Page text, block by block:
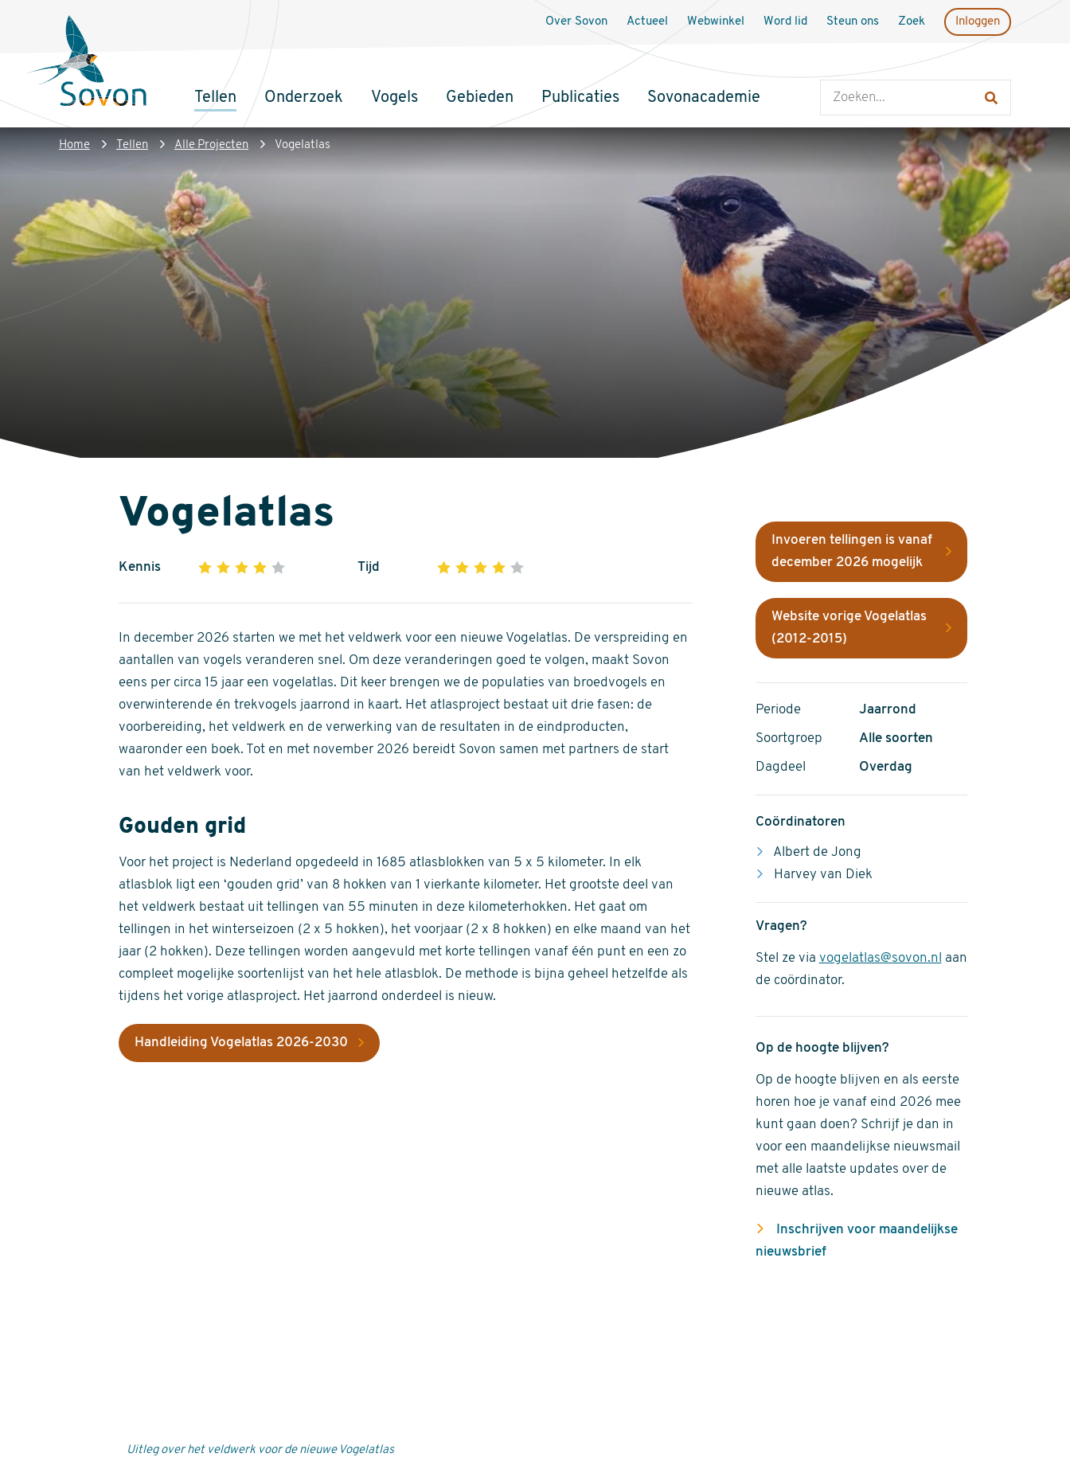
inhoud
Sovon
Homepage
Hoofdnavigatie
Tellen Onderzoek Vogels Gebieden Publicaties Sovonacademie
Over Sovon Actueel Webwinkel Word lid Steun ons Zoek Inloggen
Kruimelpad
Home Tellen Alle Projecten Vogelatlas
Vogelatlas
Kennis 1 2 3 4
of
5
stars
Tijd 1 2 3 4
of
5
stars
In december 2026 starten we met het veldwerk voor een nieuwe Vogelatlas. De verspreiding en
aantallen van vogels veranderen snel. Om deze veranderingen goed te volgen, maakt Sovon
eens per circa 15 jaar een vogelatlas. Dit keer brengen we de populaties van broedvogels en
overwinterende én trekvogels jaarrond in kaart. Het atlasproject bestaat uit drie fasen: de
voorbereiding, het veldwerk en de verwerking van de resultaten in de eindproducten,
waaronder een boek. Tot en met november 2026 bereidt Sovon samen met partners de start
van het veldwerk voor.
Gouden grid
Voor het project is Nederland opgedeeld in 1685 atlasblokken van 5 x 5 kilometer. In elk
atlasblok ligt een ‘gouden grid’ van 8 hokken van 1 vierkante kilometer. Het grootste deel van
het veldwerk bestaat uit tellingen van 55 minuten in deze kilometerhokken. Het gaat om
tellingen in het winterseizoen (2 x 5 hokken), het voorjaar (2 x 8 hokken) en elke maand van het
jaar (2 hokken). Deze tellingen worden aangevuld met korte tellingen vanaf één punt en een zo
compleet mogelijke soortenlijst van het hele atlasblok. De methode is bijna geheel hetzelfde als
tijdens het vorige atlasproject. Het jaarrond onderdeel is nieuw.
Handleiding Vogelatlas 2026-2030
Uitleg over het veldwerk voor de nieuwe Vogelatlas
Invoeren tellingen is vanaf
december 2026 mogelijk
Website vorige Vogelatlas
(2012-2015)
Periode Jaarrond
Soortgroep Alle soorten
Dagdeel Overdag
Coördinatoren
Albert de Jong
Harvey van Diek
Vragen?
Stel ze via vogelatlas@sovon.nl
aan
de coördinator.
Op de hoogte blijven?
Op de hoogte blijven en als eerste
horen hoe je vanaf eind 2026 mee
kunt gaan doen? Schrijf je dan in
voor een maandelijkse nieuwsmail
met alle laatste updates over de
nieuwe atlas.
Inschrijven voor maandelijkse
nieuwsbrief